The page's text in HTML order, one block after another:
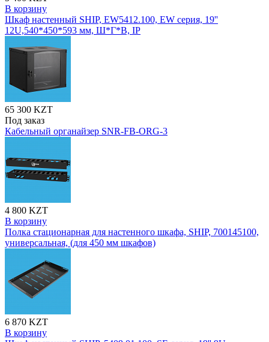
В корзину
Шкаф настенный SHIP, EW5412.100, EW серия, 19''
12U,540*450*593 мм, Ш*Г*В, IP
65 300 KZT
Под заказ
Кабельный органайзер SNR-FB-ORG-3
4 800 KZT
В корзину
Полка стационарная для настенного шкафа, SHIP, 700145100,
универсальная, (для 450 мм шкафов)
6 870 KZT
В корзину